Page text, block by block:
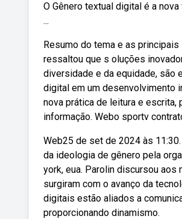
O Gênero textual digital é a
...
Resumo do tema e as
ressaltou que s oluções
diversidade e da equidade, são
digital em um desenvolvimento
nova prática de leitura e escrita,
informação. Webo sportv
Web25 de set de 2024 às
da ideologia de gênero pela
york, eua. Parolin discursou aos
surgiram com o avanço da
digitais estão aliados a
proporcionando dinamismo.